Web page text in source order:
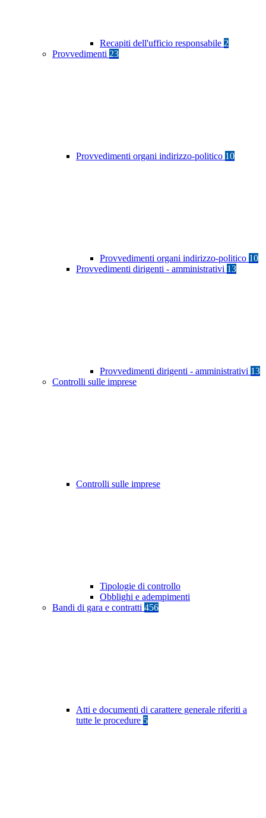
Recapiti dell'ufficio responsabile 2
Provvedimenti 23
Provvedimenti organi indirizzo-politico 10
Provvedimenti organi indirizzo-politico 10
Provvedimenti dirigenti - amministrativi 13
Provvedimenti dirigenti - amministrativi 13
Controlli sulle imprese
Controlli sulle imprese
Tipologie di controllo
Obblighi e adempimenti
Bandi di gara e contratti 456
Atti e documenti di carattere generale riferiti a
tutte le procedure 5